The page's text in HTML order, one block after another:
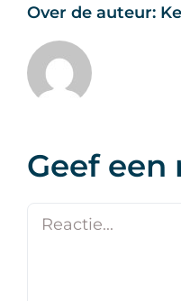
Over de auteur:
Geef een
Reactie